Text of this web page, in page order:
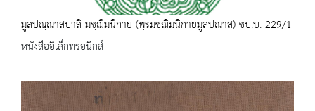
มูลปณฺณาสปาลิ มชฺฌิมนิกาย (พฺรมชฺฌิมนิกายมูลปณาส) ชบ.บ. 229/1
หนังสืออิเล็กทรอนิกส์